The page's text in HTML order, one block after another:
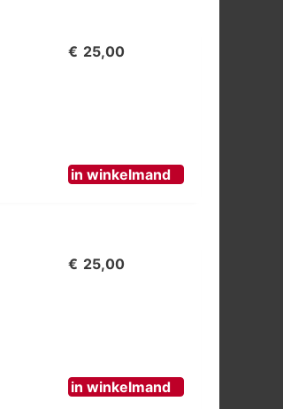
€ 25,00
in winkelmand
€ 25,00
in winkelmand